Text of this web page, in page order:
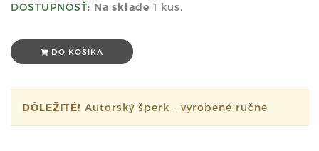
DOSTUPNOSŤ: Na sklade 1 kus.
DO KOŠÍKA
DÔLEŽITÉ! Autorský šperk - vyrobené ručne